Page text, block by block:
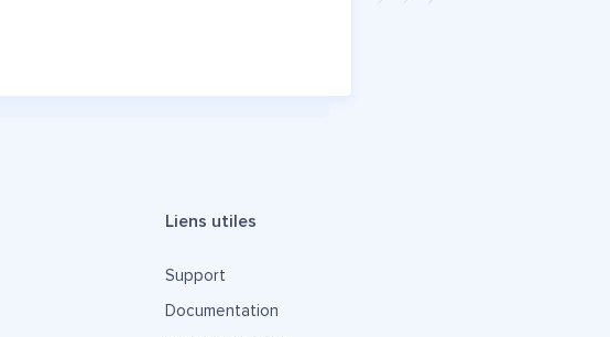
Liens utiles
Support
Documentation